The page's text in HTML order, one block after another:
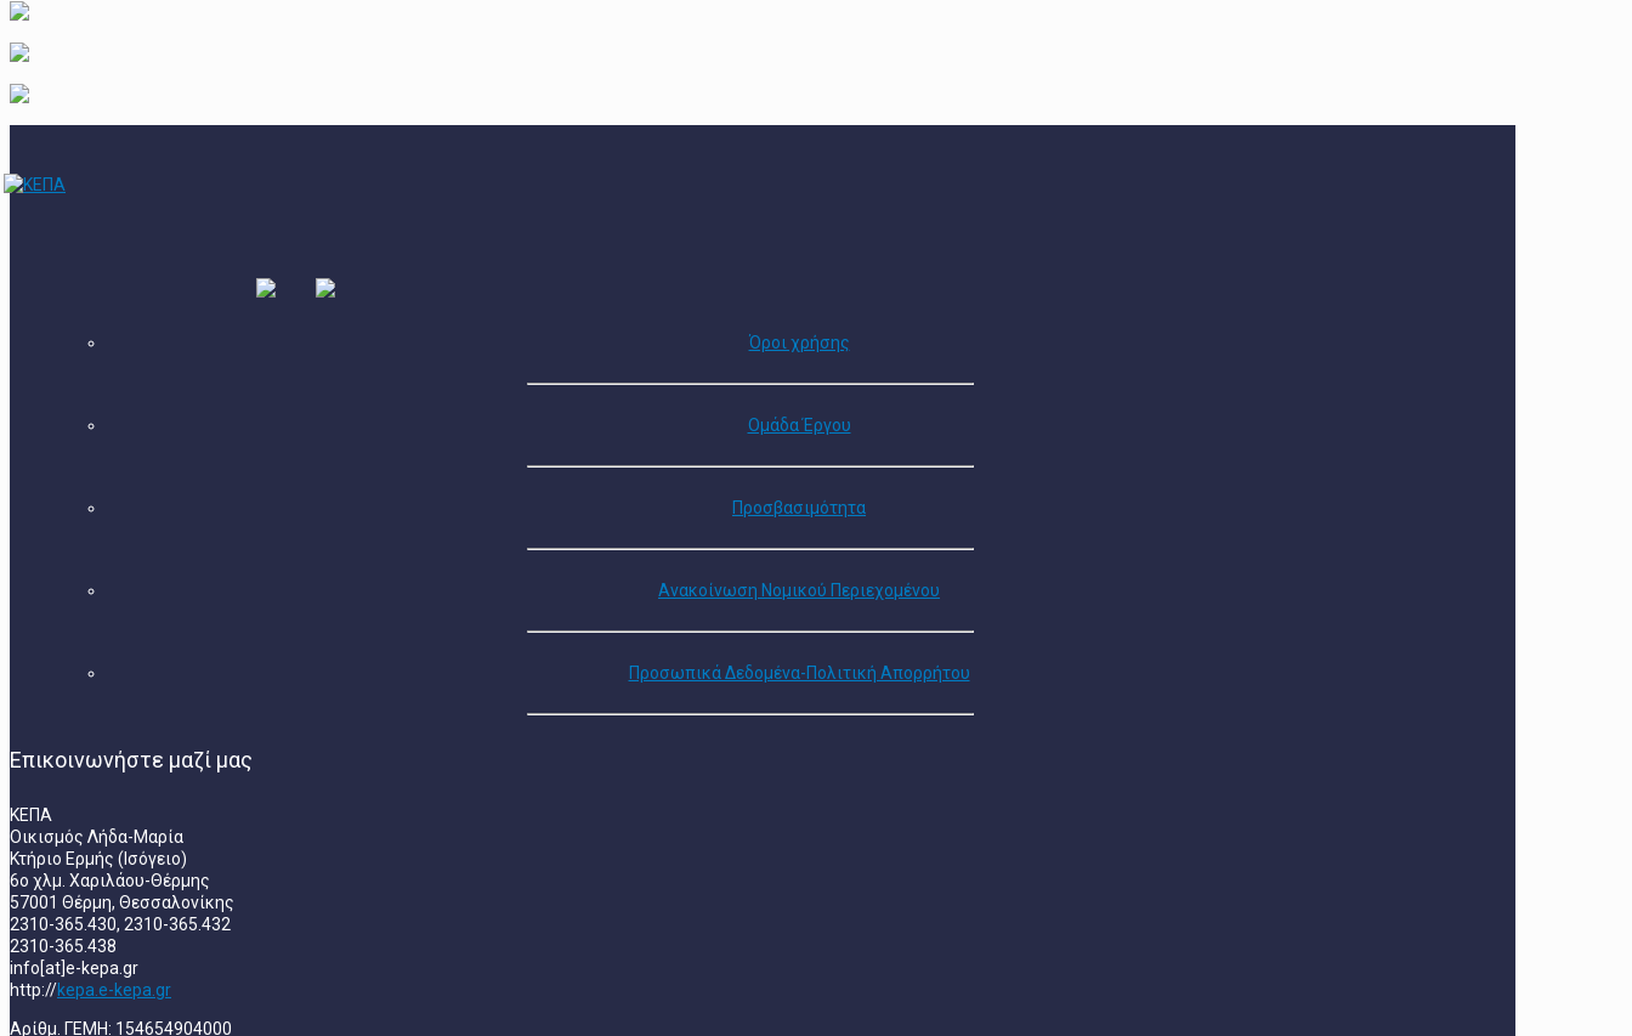
Όροι χρήσης
Ομάδα Έργου
Προσβασιμότητα
Ανακοίνωση Νομικού Περιεχομένου
Προσωπικά Δεδομένα-Πολιτική Απορρήτου
Επικοινωνήστε μαζί μας
ΚΕΠΑ
Οικισμός Λήδα-Μαρία
Κτήριο Ερμής (Ισόγειο)
6ο χλμ. Χαριλάου-Θέρμης
57001 Θέρμη, Θεσσαλονίκης
2310-365.430, 2310-365.432
2310-365.438
info[at]e-kepa.gr
http://kepa.e-kepa.gr
Αρίθμ. ΓΕΜΗ: 154654904000